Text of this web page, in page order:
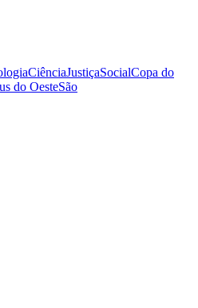
CiênciaJustiçaSocialCopa do
do OesteSão